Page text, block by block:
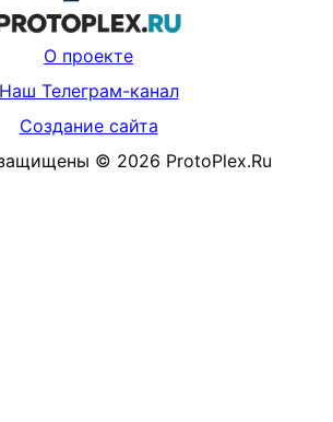
О проекте
Наш Телеграм-канал
Создание сайта
© 2026 ProtoPlex.Ru